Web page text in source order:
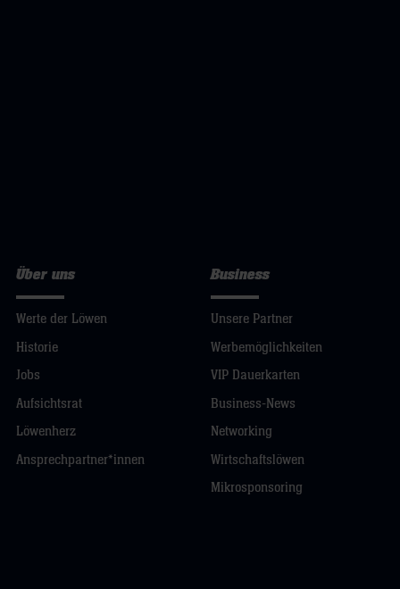
Über uns
Werte der Löwen
Historie
Jobs
Aufsichtsrat
Löwenherz
Ansprechpartner*innen
Business
Unsere Partner
Werbemöglichkeiten
VIP Dauerkarten
Business-News
Networking
Wirtschaftslöwen
Mikrosponsoring